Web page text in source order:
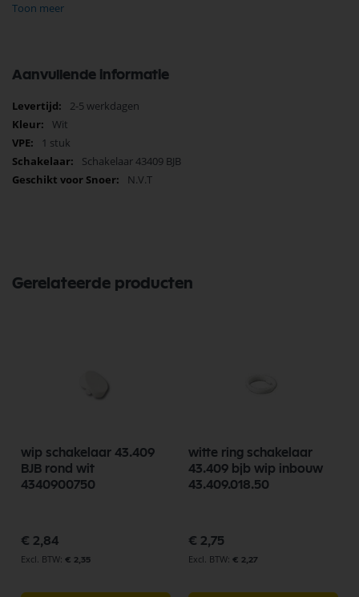
Toon meer
Aanvullende informatie
Meer
informatie
2-5 werkdagen
Wit
1 stuk
Schakelaar 43409 BJB
N.V.T
Gerelateerde producten
wip schakelaar 43.409
BJB rond wit
4340900750
€ 2,84
€ 2,35
witte ring schakelaar
43.409 bjb wip inbouw
43.409.018.50
€ 2,75
€ 2,27